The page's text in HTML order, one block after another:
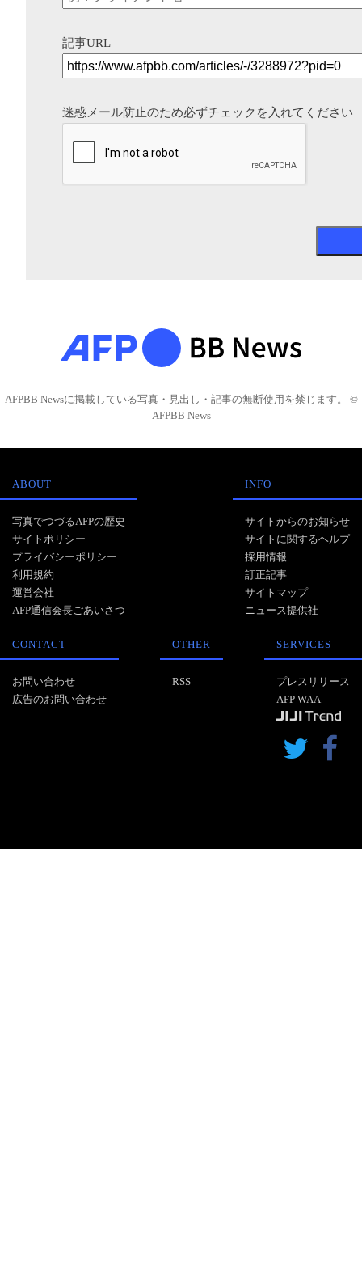
記事URL
迷惑メール防止のため必ずチェックを入れてください
AFPBB Newsに掲載している写真・見出し・記事の無断使用を禁じます。 ©
AFPBB News
ABOUT
写真でつづるAFPの歴史
サイトポリシー
プライバシーポリシー
利用規約
運営会社
AFP通信会長ごあいさつ
INFO
サイトからのお知らせ
サイトに関するヘルプ
採用情報
訂正記事
サイトマップ
ニュース提供社
CONTACT
お問い合わせ
広告のお問い合わせ
OTHER
RSS
SERVICES
プレスリリース
AFP WAA